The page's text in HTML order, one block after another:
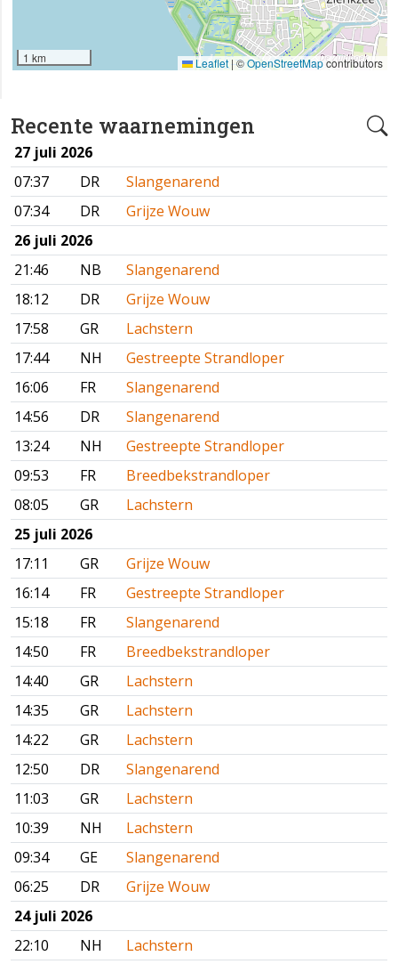
Recente waarnemingen
27 juli 2026
07:37
DR
Slangenarend
07:34
DR
Grijze Wouw
26 juli 2026
21:46
NB
Slangenarend
18:12
DR
Grijze Wouw
17:58
GR
Lachstern
17:44
NH
Gestreepte Strandloper
16:06
FR
Slangenarend
14:56
DR
Slangenarend
13:24
NH
Gestreepte Strandloper
09:53
FR
Breedbekstrandloper
08:05
GR
Lachstern
25 juli 2026
17:11
GR
Grijze Wouw
16:14
FR
Gestreepte Strandloper
15:18
FR
Slangenarend
14:50
FR
Breedbekstrandloper
14:40
GR
Lachstern
14:35
GR
Lachstern
14:22
GR
Lachstern
12:50
DR
Slangenarend
11:03
GR
Lachstern
10:39
NH
Lachstern
09:34
GE
Slangenarend
06:25
DR
Grijze Wouw
24 juli 2026
22:10
NH
Lachstern
1 km Leaflet|©OpenStreetMapcontributors